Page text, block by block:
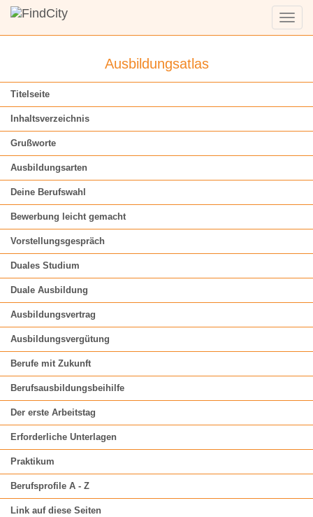
Menü
Ausbildungsatlas
Titelseite
Inhaltsverzeichnis
Grußworte
Ausbildungsarten
Deine Berufswahl
Bewerbung leicht gemacht
Vorstellungsgespräch
Duales Studium
Duale Ausbildung
Ausbildungsvertrag
Ausbildungsvergütung
Berufe mit Zukunft
Berufsausbildungsbeihilfe
Der erste Arbeitstag
Erforderliche Unterlagen
Praktikum
Berufsprofile A - Z
Link auf diese Seiten